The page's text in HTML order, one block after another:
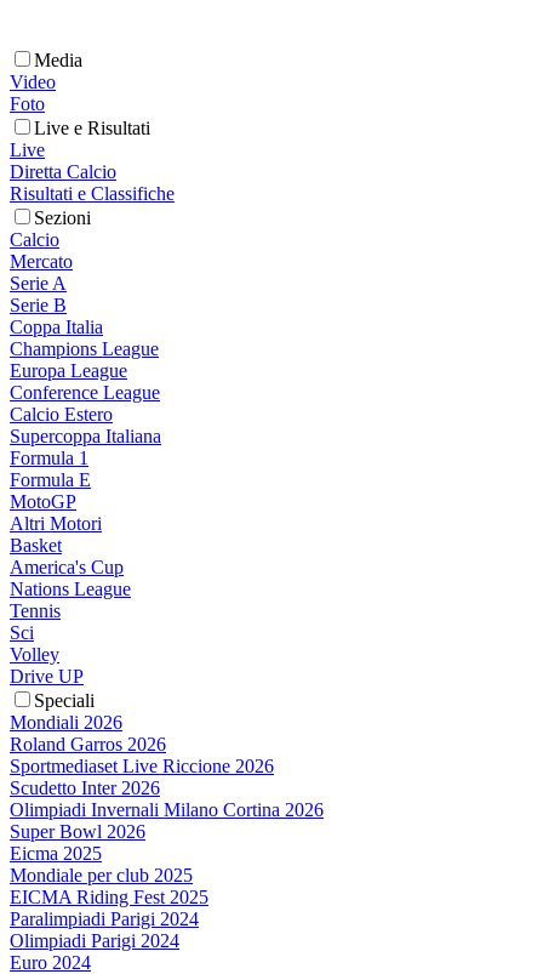
Media
Video
Foto
Live e Risultati
Live
Diretta Calcio
Risultati e Classifiche
Sezioni
Calcio
Mercato
Serie A
Serie B
Coppa Italia
Champions League
Europa League
Conference League
Calcio Estero
Supercoppa Italiana
Formula 1
Formula E
MotoGP
Altri Motori
Basket
America's Cup
Nations League
Tennis
Sci
Volley
Drive UP
Speciali
Mondiali 2026
Roland Garros 2026
Sportmediaset Live Riccione 2026
Scudetto Inter 2026
Olimpiadi Invernali Milano Cortina 2026
Super Bowl 2026
Eicma 2025
Mondiale per club 2025
EICMA Riding Fest 2025
Paralimpiadi Parigi 2024
Olimpiadi Parigi 2024
Euro 2024